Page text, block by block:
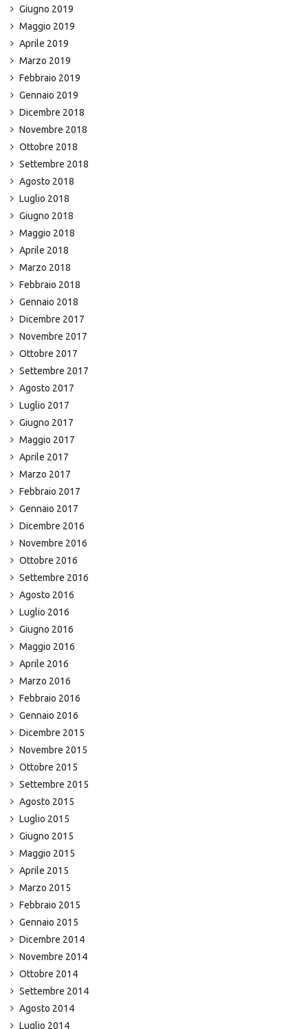
Giugno 2019
Maggio 2019
Aprile 2019
Marzo 2019
Febbraio 2019
Gennaio 2019
Dicembre 2018
Novembre 2018
Ottobre 2018
Settembre 2018
Agosto 2018
Luglio 2018
Giugno 2018
Maggio 2018
Aprile 2018
Marzo 2018
Febbraio 2018
Gennaio 2018
Dicembre 2017
Novembre 2017
Ottobre 2017
Settembre 2017
Agosto 2017
Luglio 2017
Giugno 2017
Maggio 2017
Aprile 2017
Marzo 2017
Febbraio 2017
Gennaio 2017
Dicembre 2016
Novembre 2016
Ottobre 2016
Settembre 2016
Agosto 2016
Luglio 2016
Giugno 2016
Maggio 2016
Aprile 2016
Marzo 2016
Febbraio 2016
Gennaio 2016
Dicembre 2015
Novembre 2015
Ottobre 2015
Settembre 2015
Agosto 2015
Luglio 2015
Giugno 2015
Maggio 2015
Aprile 2015
Marzo 2015
Febbraio 2015
Gennaio 2015
Dicembre 2014
Novembre 2014
Ottobre 2014
Settembre 2014
Agosto 2014
Luglio 2014